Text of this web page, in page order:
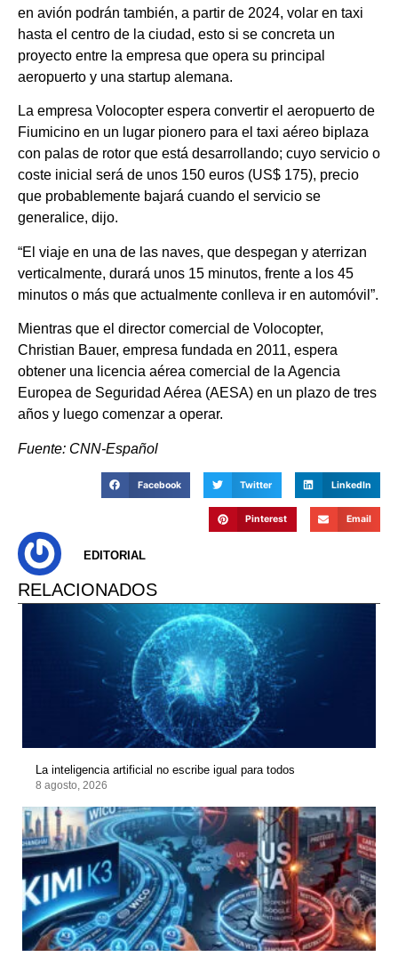
en avión podrán también, a partir de 2024, volar en taxi
hasta el centro de la ciudad, esto si se concreta un
proyecto entre la empresa que opera su principal
aeropuerto y una startup alemana.
La empresa Volocopter espera convertir el aeropuerto de
Fiumicino en un lugar pionero para el taxi aéreo biplaza
con palas de rotor que está desarrollando; cuyo servicio o
coste inicial será de unos 150 euros (US$ 175), precio
que probablemente bajará cuando el servicio se
generalice, dijo.
“El viaje en una de las naves, que despegan y aterrizan
verticalmente, durará unos 15 minutos, frente a los 45
minutos o más que actualmente conlleva ir en automóvil”.
Mientras que el director comercial de Volocopter,
Christian Bauer, empresa fundada en 2011, espera
obtener una licencia aérea comercial de la Agencia
Europea de Seguridad Aérea (AESA) en un plazo de tres
años y luego comenzar a operar.
Fuente: CNN-Español
Facebook Twitter LinkedIn
Pinterest Email
EDITORIAL
RELACIONADOS
La inteligencia artificial no escribe igual para todos
8 agosto, 2026